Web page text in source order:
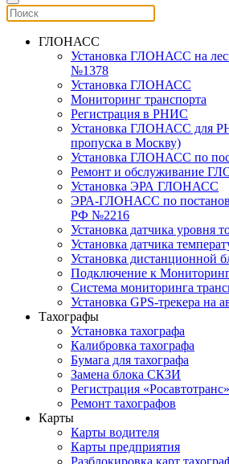
ГЛОНАСС
Установка ГЛОНАСС на
№1378
Установка ГЛОНАСС
Мониторинг транспорта
Регистрация в РНИС
Установка ГЛОНАСС для
пропуска в Москву)
Установка ГЛОНАСС по
Ремонт и обслуживание
Установка ЭРА ГЛОНАСС
ЭРА-ГЛОНАСС по
РФ №2216
Установка датчика уровня
Установка датчика
Установка дистанционной
Подключение к
Система мониторинга
Установка GPS-трекера на
Тахографы
Установка тахографа
Калибровка тахографа
Бумага для тахографа
Замена блока СКЗИ
Регистрация «Росавтотранс»
Ремонт тахографов
Карты
Карты водителя
Карты предприятия
Разблокировка карт